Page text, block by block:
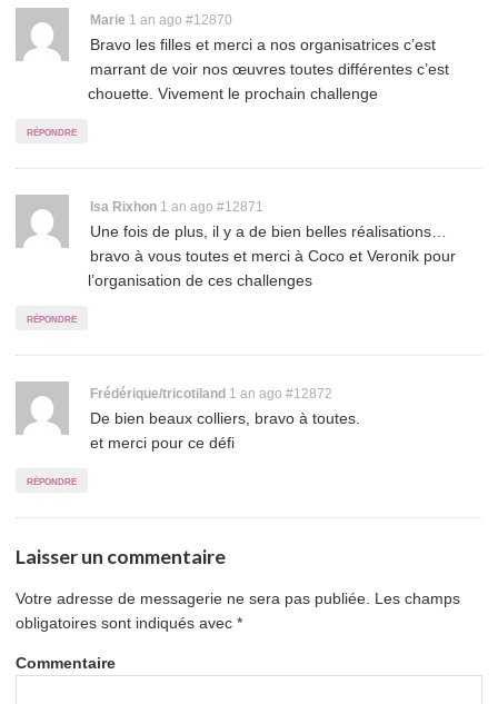
Marie 1 an ago Permalink
to
comment
#12870
Bravo les filles et merci a nos organisatrices c’est
marrant de voir nos œuvres toutes différentes c’est
chouette. Vivement le prochain challenge
répondre
Isa Rixhon 1 an ago Permalink
to
comment
#12871
Une fois de plus, il y a de bien belles réalisations…
bravo à vous toutes et merci à Coco et Veronik pour
l’organisation de ces challenges
répondre
Frédérique/tricotiland 1 an ago Permalink
to
#12872
De bien beaux colliers, bravo à toutes.
et merci pour ce défi
répondre
Laisser un commentaire
Votre adresse de messagerie ne sera pas publiée. Les champs
obligatoires sont indiqués avec *
Commentaire